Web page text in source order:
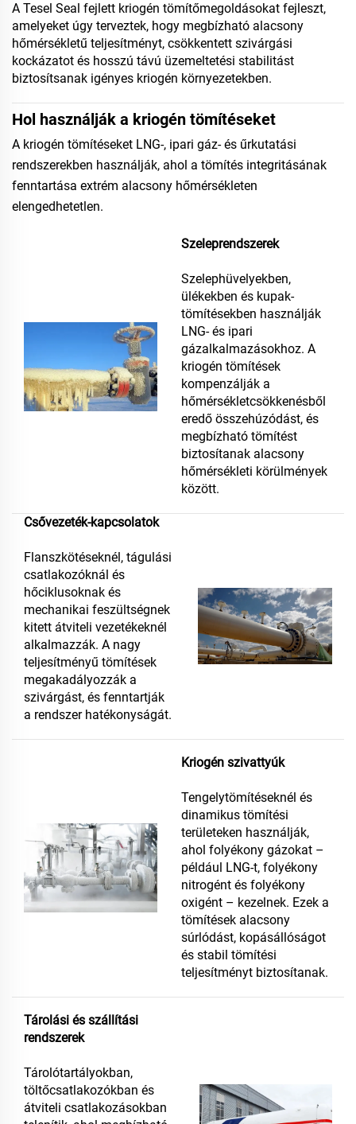
A Tesel Seal fejlett kriogén tömítőmegoldásokat fejleszt,
amelyeket úgy terveztek, hogy megbízható alacsony
hőmérsékletű teljesítményt, csökkentett szivárgási
kockázatot és hosszú távú üzemeltetési stabilitást
biztosítsanak igényes kriogén környezetekben.
Hol használják a kriogén tömítéseket
A kriogén tömítéseket LNG-, ipari gáz- és űrkutatási
rendszerekben használják, ahol a tömítés integritásának
fenntartása extrém alacsony hőmérsékleten
elengedhetetlen.
Szeleprendszerek
Szelephüvelyekben,
ülékekben és kupak-
tömítésekben használják
LNG- és ipari
gázalkalmazásokhoz. A
kriogén tömítések
kompenzálják a
hőmérsékletcsökkenésből
eredő összehúzódást, és
megbízható tömítést
biztosítanak alacsony
hőmérsékleti körülmények
között.
Csővezeték-kapcsolatok
Flanszkötéseknél, tágulási
csatlakozóknál és
hőciklusoknak és
mechanikai feszültségnek
kitett átviteli vezetékeknél
alkalmazzák. A nagy
teljesítményű tömítések
megakadályozzák a
szivárgást, és fenntartják
a rendszer hatékonyságát.
Kriogén szivattyúk
Tengelytömítéseknél és
dinamikus tömítési
területeken használják,
ahol folyékony gázokat –
például LNG-t, folyékony
nitrogént és folyékony
oxigént – kezelnek. Ezek a
tömítések alacsony
súrlódást, kopásállóságot
és stabil tömítési
teljesítményt biztosítanak.
Tárolási és szállítási
rendszerek
Tárolótartályokban,
töltőcsatlakozókban és
átviteli csatlakozásokban